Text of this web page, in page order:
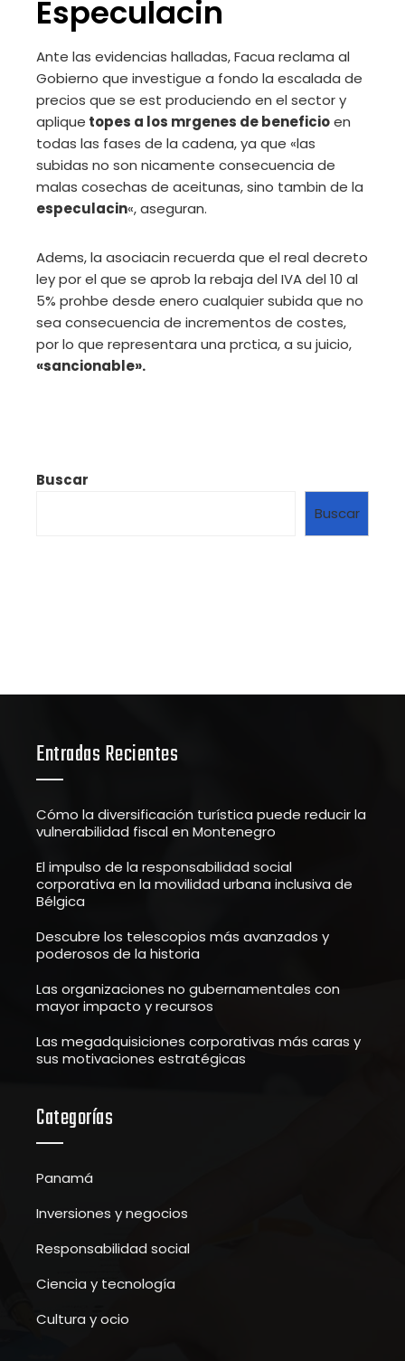
Especulacin
Ante las evidencias halladas, Facua reclama al
Gobierno que investigue a fondo la escalada de
precios que se est produciendo en el sector y
aplique topes a los mrgenes de beneficioen
todas las fases de la cadena, ya que «las
subidas no son nicamente consecuencia de
malas cosechas de aceitunas, sino tambin de la
especulacin«, aseguran.
Adems, la asociacin recuerda que el real decreto
ley por el que se aprob la rebaja del IVA del 10 al
5% prohbe desde enero cualquier subida que no
sea consecuencia de incrementos de costes,
por lo que representara una prctica, a su juicio,
«sancionable».
Buscar
Buscar
Entradas Recientes
Cómo la diversificación turística puede reducir la
vulnerabilidad fiscal en Montenegro
El impulso de la responsabilidad social
corporativa en la movilidad urbana inclusiva de
Bélgica
Descubre los telescopios más avanzados y
poderosos de la historia
Las organizaciones no gubernamentales con
mayor impacto y recursos
Las megadquisiciones corporativas más caras y
sus motivaciones estratégicas
Categorías
Panamá
Inversiones y negocios
Responsabilidad social
Ciencia y tecnología
Cultura y ocio